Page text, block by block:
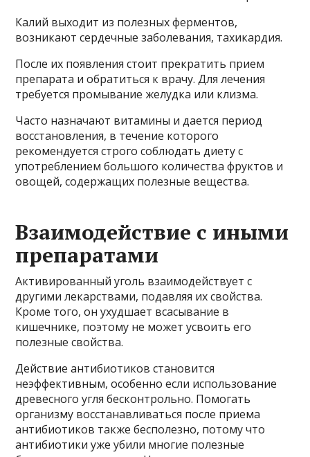
Калий выходит из полезных ферментов,
возникают сердечные заболевания, тахикардия.
После их появления стоит прекратить прием
препарата и обратиться к врачу. Для лечения
требуется промывание желудка или клизма.
Часто назначают витамины и дается период
восстановления, в течение которого
рекомендуется строго соблюдать диету с
употреблением большого количества фруктов и
овощей, содержащих полезные вещества.
Взаимодействие с иными
препаратами
Активированный уголь взаимодействует с
другими лекарствами, подавляя их свойства.
Кроме того, он ухудшает всасывание в
кишечнике, поэтому не может усвоить его
полезные свойства.
Действие антибиотиков становится
неэффективным, особенно если использование
древесного угля бесконтрольно. Помогать
организму восстанавливаться после приема
антибиотиков также бесполезно, потому что
антибиотики уже убили многие полезные